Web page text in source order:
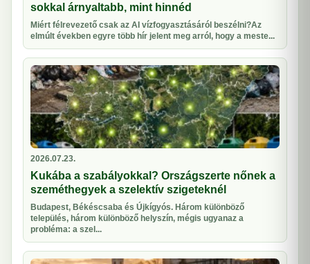
sokkal árnyaltabb, mint hinnéd
Miért félrevezető csak az AI vízfogyasztásáról beszélni?Az
elmúlt években egyre több hír jelent meg arról, hogy a meste...
2026.07.23.
Kukába a szabályokkal? Országszerte nőnek a
szeméthegyek a szelektív szigeteknél
Budapest, Békéscsaba és Újkígyós. Három különböző
település, három különböző helyszín, mégis ugyanaz a
probléma: a szel...